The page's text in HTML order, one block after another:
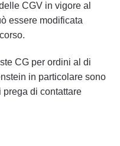
CGV in vigore al
essere modificata
CG per ordini al di
in particolare sono
di contattare